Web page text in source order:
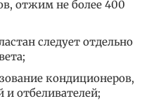
отжим не более 400
следует отдельно
кондиционеров,
отбеливателей;